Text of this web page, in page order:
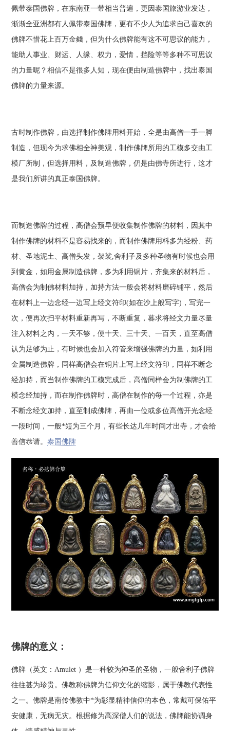
佩带泰国佛牌，在东南亚一带相当普遍，更因泰国旅游业发达，
渐渐全亚洲都有人佩带泰国佛牌，更有不少人为追求自己喜欢的
佛牌不惜花上百万金錢，但为什么佛牌能有这不可思议的能力，
能助人事业、财运、人缘、权力，爱情，挡险等等多种不可思议
的力量呢？相信不是很多人知，现在便由制造佛牌中，找出泰国
佛牌的力量来源。
古时制作佛牌，由选择制作佛牌用料开始，全是由高僧一手一脚
制造，但现今为求佛相全神美观，制作佛牌所用的工模多交由工
模厂所制，但选择用料，及制造佛牌，仍是由佛寺所进行，这才
是我们所讲的真正泰国佛牌。
而制造佛牌的过程，高僧会预早便收集制作佛牌的材料，因其中
制作佛牌的材料不是容易找来的，而制作佛牌用料多为经粉、药
材、圣地泥土、高僧头发，袈裟,舍利子及多种圣物有时候也会用
到黄金，如用金属制造佛牌，多为利用铜片，齐集来的材料后，
高僧会为制佛材料加持，加持方法一般会将材料磨碎铺平，然后
在材料上一边念经一边写上经文符印(如在沙上般写字)，写完一
次，便再次扫平材料重新再写，不断重复，暮求将经文力量尽量
注入材料之内，一天不够，便十天、三十天、一百天，直至高僧
认为足够为止，有时候也会加入符管来增强佛牌的力量，如利用
金属制造佛牌，同样高僧会在铜片上写上经文符印，同样不断念
经加持，而当制作佛牌的工模完成后，高僧同样会为制佛牌的工
模念经加持，而在制作佛牌时，高僧在制作的每一个过程，亦是
不断念经文加持，直至制成佛牌，再由一位或多位高僧开光念经
一段时间，一般*短为三个月，有些长达几年时间才出寺，才会给
善信恭请。泰国佛牌
佛牌的意义：
佛牌（英文：Amulet ）是一种较为神圣的圣物，一般舍利子佛牌
往往甚为珍贵。佛教称佛牌为信仰文化的缩影，属于佛教代表性
之一。佛牌是南传佛教中*为彰显精神信仰的本色，常戴可保佑平
安健康，无病无灾。根据修为高深僧人们的说法，佛牌能协调身